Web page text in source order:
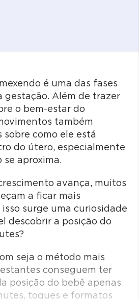
é uma das fases
gestação. Além de trazer
o bem-estar do
também
sobre como ele está
do útero, especialmente
se aproxima.
avança, muitos
a ficar mais
surge uma curiosidade
descobrir a posição do
seja o método mais
conseguem ter
posição do bebê apenas
toques e formatos